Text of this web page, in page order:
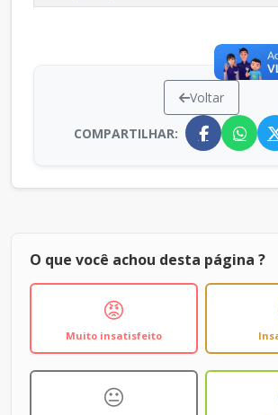
Voltar
COMPARTILHAR:
O que você achou desta página ?
😡
Muito insatisfeito
😐